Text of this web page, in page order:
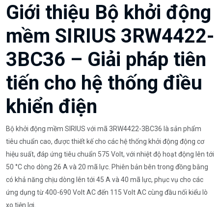
Giới thiệu Bộ khởi động
mềm SIRIUS 3RW4422-
3BC36 – Giải pháp tiên
tiến cho hệ thống điều
khiển điện
Bộ khởi động mềm SIRIUS với mã 3RW4422-3BC36 là sản phẩm
tiêu chuẩn cao, được thiết kế cho các hệ thống khởi động động cơ
hiệu suất, đáp ứng tiêu chuẩn 575 Volt, với nhiệt độ hoạt động lên tới
50 °C cho dòng 26 A và 20 mã lực. Phiên bản bên trong đồng bằng
có khả năng chịu dòng lên tới 45 A và 40 mã lực, phục vụ cho các
ứng dụng từ 400-690 Volt AC đến 115 Volt AC cùng đầu nối kiểu lò
xo tiện lợi.